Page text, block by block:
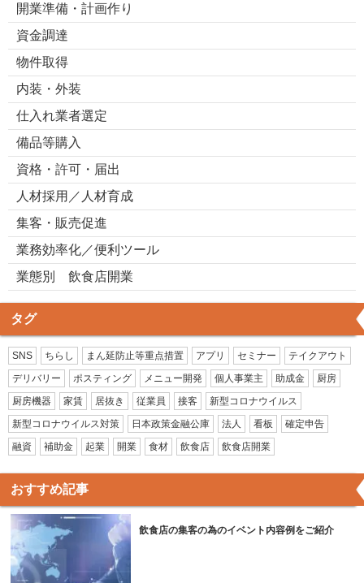
開業準備・計画作り
資金調達
物件取得
内装・外装
仕入れ業者選定
備品等購入
資格・許可・届出
人材採用／人材育成
集客・販売促進
業務効率化／便利ツール
業態別 飲食店開業
タグ
SNS ちらし まん延防止等重点措置 アプリ セミナー
テイクアウト
デリバリー
ポスティング メニュー開発 個人事業主 助成金
厨房
厨房機器
家賃 居抜き 従業員 接客
新型コロナウイルス
新型コロナウイルス対策
日本政策金融公庫 法人 看板
確定申告
融資
補助金 起業 開業 食材 飲食店 飲食店開業
おすすめ記事
飲食店の集客の為のイベント内容例をご紹介